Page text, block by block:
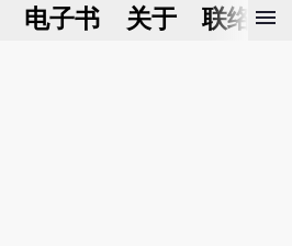
电子书 关于 联络我
menu